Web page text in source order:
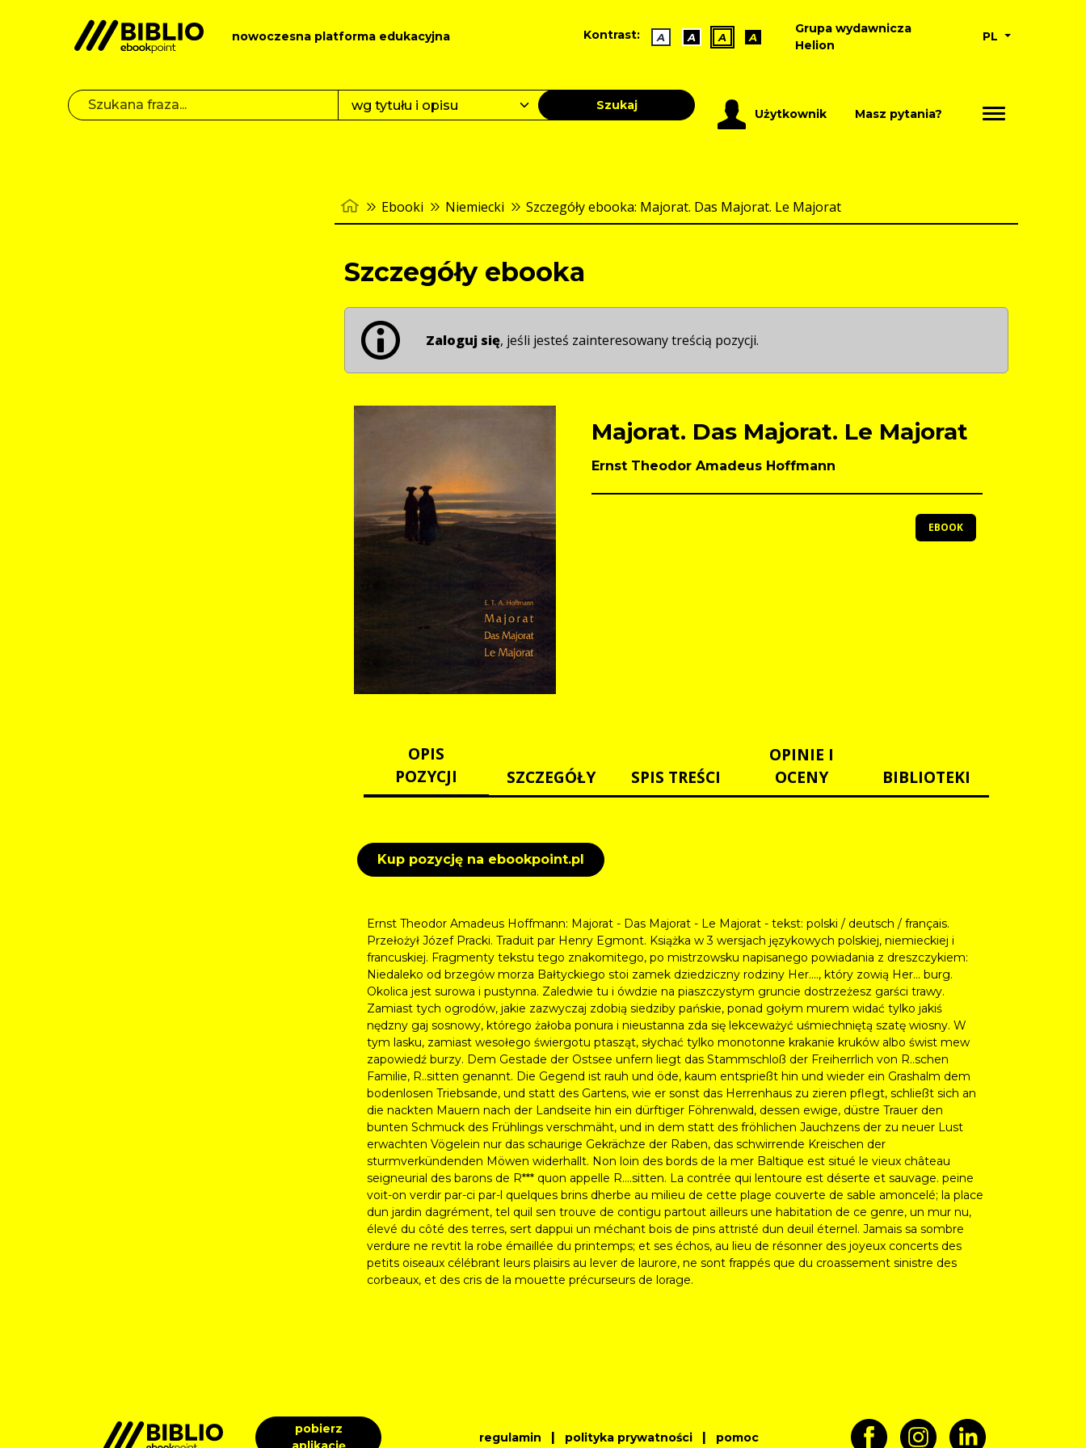
nowoczesna platforma edukacyjna Kontrast: A A A A
Grupa wydawnicza
Helion
PL
Szukaj
Użytkownik Masz pytania?
Ebooki Niemiecki Szczegóły ebooka: Majorat. Das Majorat. Le Majorat
Szczegóły ebooka
Zaloguj się, jeśli jesteś zainteresowany treścią pozycji.
Majorat. Das Majorat. Le Majorat
Ernst Theodor Amadeus Hoffmann
EBOOK
OPIS
POZYCJI
SZCZEGÓŁY SPIS TREŚCI
OPINIE I
OCENY
BIBLIOTEKI
Kup pozycję na ebookpoint.pl
Ernst Theodor Amadeus Hoffmann: Majorat - Das Majorat - Le Majorat - tekst: polski / deutsch / français.
Przełożył Józef Pracki. Traduit par Henry Egmont. Książka w 3 wersjach językowych polskiej, niemieckiej i
francuskiej. Fragmenty tekstu tego znakomitego, po mistrzowsku napisanego powiadania z dreszczykiem:
Niedaleko od brzegów morza Bałtyckiego stoi zamek dziedziczny rodziny Her...., który zowią Her... burg.
Okolica jest surowa i pustynna. Zaledwie tu i ówdzie na piaszczystym gruncie dostrzeżesz garści trawy.
Zamiast tych ogrodów, jakie zazwyczaj zdobią siedziby pańskie, ponad gołym murem widać tylko jakiś
nędzny gaj sosnowy, którego żałoba ponura i nieustanna zda się lekceważyć uśmiechniętą szatę wiosny. W
tym lasku, zamiast wesołego świergotu ptasząt, słychać tylko monotonne krakanie kruków albo świst mew
zapowiedź burzy. Dem Gestade der Ostsee unfern liegt das Stammschloß der Freiherrlich von R..schen
Familie, R..sitten genannt. Die Gegend ist rauh und öde, kaum entsprießt hin und wieder ein Grashalm dem
bodenlosen Triebsande, und statt des Gartens, wie er sonst das Herrenhaus zu zieren pflegt, schließt sich an
die nackten Mauern nach der Landseite hin ein dürftiger Föhrenwald, dessen ewige, düstre Trauer den
bunten Schmuck des Frühlings verschmäht, und in dem statt des fröhlichen Jauchzens der zu neuer Lust
erwachten Vögelein nur das schaurige Gekrächze der Raben, das schwirrende Kreischen der
sturmverkündenden Möwen widerhallt. Non loin des bords de la mer Baltique est situé le vieux château
seigneurial des barons de R*** quon appelle R....sitten. La contrée qui lentoure est déserte et sauvage. peine
voit-on verdir par-ci par-l quelques brins dherbe au milieu de cette plage couverte de sable amoncelé; la place
dun jardin dagrément, tel quil sen trouve de contigu partout ailleurs une habitation de ce genre, un mur nu,
élevé du côté des terres, sert dappui un méchant bois de pins attristé dun deuil éternel. Jamais sa sombre
verdure ne revtit la robe émaillée du printemps; et ses échos, au lieu de résonner des joyeux concerts des
petits oiseaux célébrant leurs plaisirs au lever de laurore, ne sont frappés que du croassement sinistre des
corbeaux, et des cris de la mouette précurseurs de lorage.
pobierz
regulamin | polityka prywatności | pomoc